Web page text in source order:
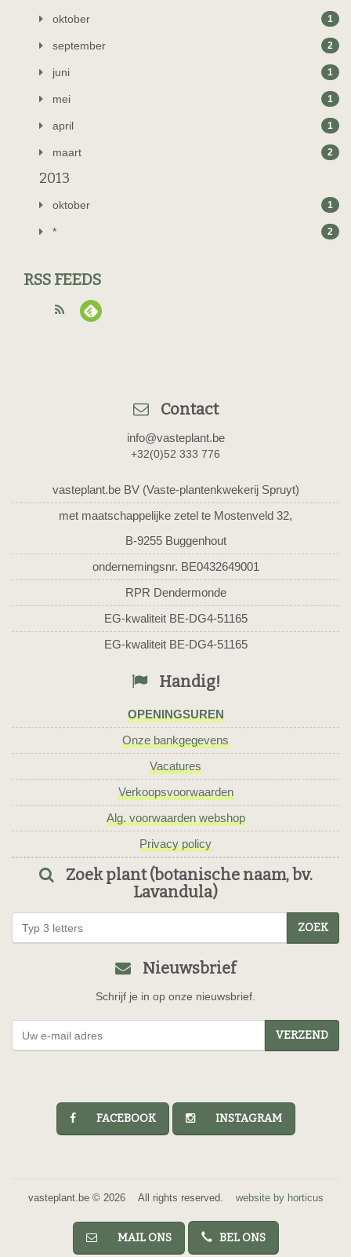
oktober 1
september 2
juni 1
mei 1
april 1
maart 2
2013
oktober 1
* 2
RSS FEEDS
Contact
info@vasteplant.be
+32(0)52 333 776
vasteplant.be BV (Vaste-plantenkwekerij Spruyt)
met maatschappelijke zetel te Mostenveld 32,
B-9255 Buggenhout
ondernemingsnr. BE0432649001
RPR Dendermonde
EG-kwaliteit BE-DG4-51165
EG-kwaliteit BE-DG4-51165
Handig!
OPENINGSUREN
Onze bankgegevens
Vacatures
Verkoopsvoorwaarden
Alg. voorwaarden webshop
Privacy policy
Zoek plant (botanische naam, bv.
Lavandula)
ZOEK
Nieuwsbrief
Schrijf je in op onze nieuwsbrief.
VERZEND
FACEBOOK INSTAGRAM
vasteplant.be © 2026 All rights reserved. website by horticus
MAIL ONS BEL ONS